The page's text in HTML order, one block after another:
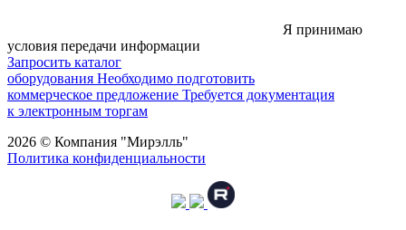
Я принимаю
условия передачи информации
Запросить каталог
оборудования Необходимо подготовить
коммерческое предложение Требуется документация
к электронным торгам
2026 © Компания "Мирэлль"
Политика конфиденциальности